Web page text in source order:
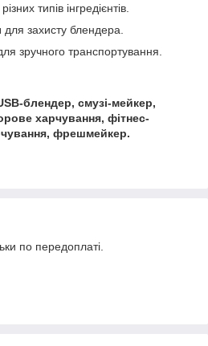
типів інгредієнтів.
для захисту блендера.
зручного транспортування.
блендер, смузі-мейкер,
харчування, фітнес-
фрешмейкер.
по передоплаті.